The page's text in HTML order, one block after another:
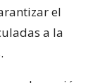
el
a la